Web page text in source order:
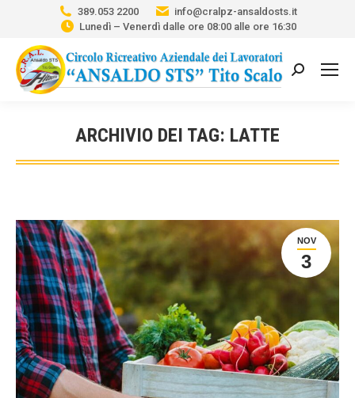
389.053 2200
info@cralpz-ansaldosts.it
Lunedì – Venerdì dalle ore 08:00 alle ore 16:30
Cerca:
ARCHIVIO DEI TAG: LATTE
Tu sei qui:
NOV
3